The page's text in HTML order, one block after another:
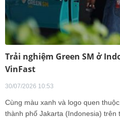
Trải nghiệm Green SM ở
VinFast
30/07/2026 10:53
Cùng màu xanh và logo quen
thành phố Jakarta (Indonesia) trên